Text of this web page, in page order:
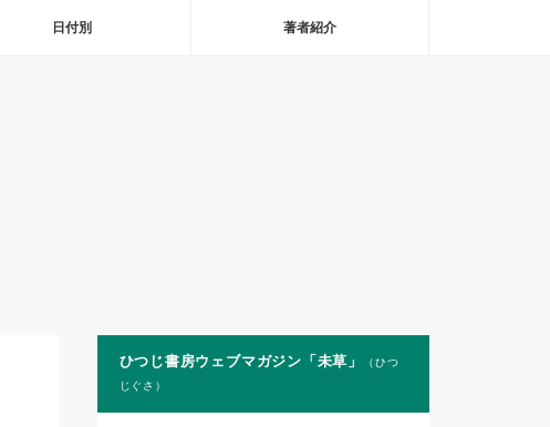
日付別 著者紹介
ひつじ書房ウェブマガジン「未草」
（ひつ
じぐさ）